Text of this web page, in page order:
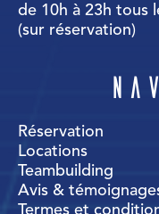
de 10h à 23h tous
(sur réservation)
Réservation
Locations
Teambuilding
Avis &
Termes et